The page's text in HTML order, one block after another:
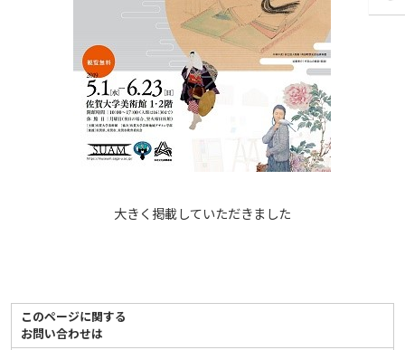
大きく掲載していただきました
このページに関する
お問い合わせは